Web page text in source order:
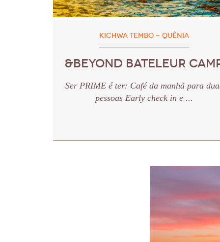
KICHWA TEMBO - QUÊNIA
&BEYOND BATELEUR
Ser PRIME é ter: Café da manhã para
pessoas Early check in e ...